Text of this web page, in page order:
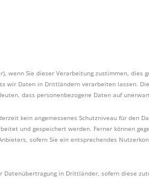
wenn Sie dieser Verarbeitung zustimmen,
Daten in Drittländern verarbeiten lassen.
dass personenbezogene Daten auf
kein angemessenes Schutzniveau für den
und gespeichert werden. Ferner können
sofern Sie ein entsprechendes
Datenübertragung in Drittländer, sofern diese